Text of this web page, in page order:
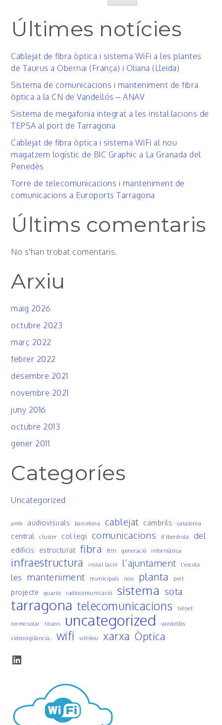
Últimes notícies
Cablejat de fibra òptica i sistema WiFi a les plantes
de Taurus a Obernai (França) i Oliana (Lleida)
Sistema de comunicacions i manteniment de fibra
òptica a la CN de Vandellós – ANAV
Sistema de megafonia integrat a les instal·lacions de
TEPSA al port de Tarragona
Cablejat de fibra òptica i sistema WiFi al nou
magatzem logístic de BIC Graphic a La Granada del
Penedès
Torre de telecomunicacions i manteniment de
comunicacions a Euroports Tarragona
Últims comentaris
No s'han trobat comentaris.
Arxiu
maig 2026
octubre 2023
març 2022
febrer 2022
desembre 2021
novembre 2021
juny 2016
octubre 2013
gener 2011
Categoríes
Uncategorized
amb audiovisuals barcelona cablejat cambrils catalonia
central cluster col·legi comunicacions d’iberdrola del
edificis estructurat fibra ftth generació informàtica
infraestructura instal·lació l’ajuntament l’escola
les manteniment municipals nou planta port
projecte quarta radiocomunicació sistema sota
tarragona telecomunicacions telnet
termo-solar titans uncategorized vandellós
videovigilància, wifi wifi4eu xarxa Òptica
LinkedIn